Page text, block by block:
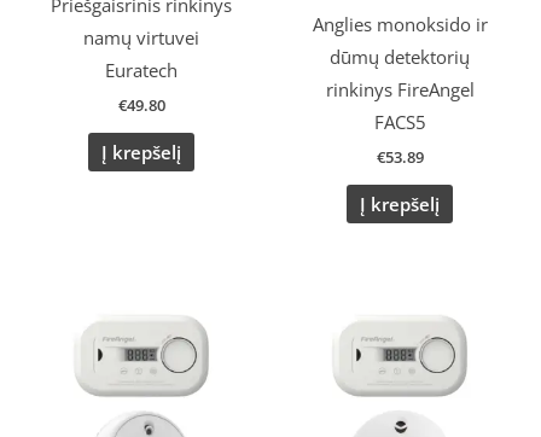
namų virtuvei
Euratech
€49.80
Į krepšelį
Anglies monoksido ir
dūmų detektorių
rinkinys FireAngel
FACS5
€53.89
Į krepšelį